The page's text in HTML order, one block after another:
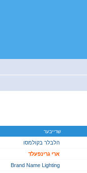
שרייבער
הלבלר בקולמסו
ארי גרינפעלד
Brand Name Lighting